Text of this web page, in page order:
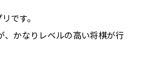
です。
、かなりレベルの高い将棋が行